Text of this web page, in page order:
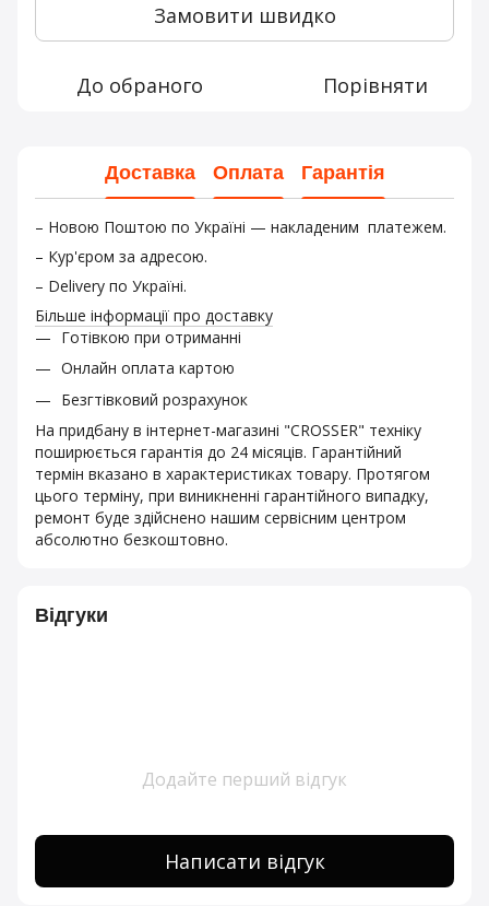
Замовити швидко
До обраного Порівняти
Доставка Оплата Гарантія
– Новою Поштою по Україні — накладеним платежем.
– Кур'єром за адресою.
– Delivery по Україні.
Більше інформації про доставку
Готівкою при отриманні
Онлайн оплата картою
Безгтівковий розрахунок
На придбану в інтернет-магазині "CROSSER" техніку
поширюється гарантія до 24 місяців. Гарантійний
термін вказано в характеристиках товару. Протягом
цього терміну, при виникненні гарантійного випадку,
ремонт буде здійснено нашим сервісним центром
абсолютно безкоштовно.
Відгуки
Додайте перший відгук
Написати відгук